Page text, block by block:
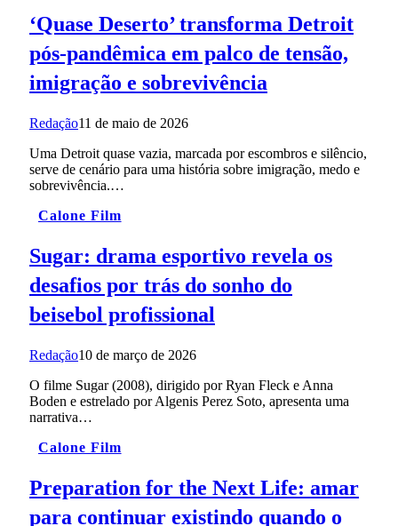
‘Quase Deserto’ transforma Detroit
pós-pandêmica em palco de tensão,
imigração e sobrevivência
Redação11 de maio de 2026
Uma Detroit quase vazia, marcada por escombros e silêncio,
serve de cenário para uma história sobre imigração, medo e
sobrevivência.…
Calone Film
Sugar: drama esportivo revela os
desafios por trás do sonho do
beisebol profissional
Redação10 de março de 2026
O filme Sugar (2008), dirigido por Ryan Fleck e Anna
Boden e estrelado por Algenis Perez Soto, apresenta uma
narrativa…
Calone Film
Preparation for the Next Life: amar
para continuar existindo quando o